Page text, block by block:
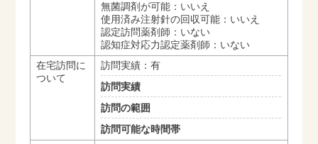
無菌調剤が可能：いいえ
使用済み注射針の回収可能：いいえ
認定訪問薬剤師：いない
認知症対応力認定薬剤師：いない
在宅訪問に
ついて
訪問実績：有
訪問実績
訪問の範囲
訪問可能な時間帯